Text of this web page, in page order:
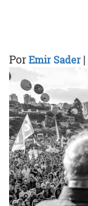
PorEmir Sader |